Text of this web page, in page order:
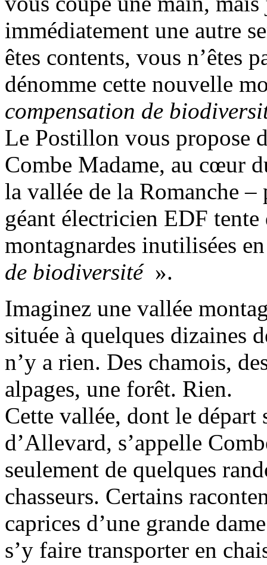
immédiatement une autre
êtes contents, vous n’êtes
dénomme cette nouvelle
compensation de
Le Postillon vous propose
Combe Madame, au cœur
la vallée de la Romanche
géant électricien EDF
montagnardes inutilisées
de biodiversité ».
Imaginez une vallée
située à quelques dizaines
n’y a rien. Des chamois,
alpages, une forêt. Rien.
Cette vallée, dont le départ
d’Allevard, s’appelle
seulement de quelques
chasseurs. Certains
caprices d’une grande
s’y faire transporter en